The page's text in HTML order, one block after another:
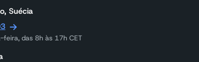
Suécia
feira, das 8h às 17h CET